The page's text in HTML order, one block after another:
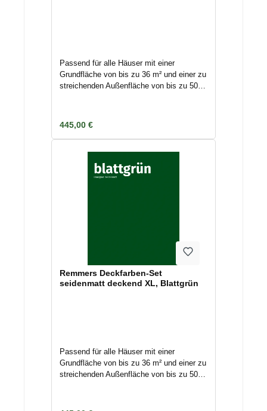
Passend für alle Häuser mit einer
Grundfläche von bis zu 36 m² und einer zu
streichenden Außenfläche von bis zu 50
Gartenhauses benötigen.Lasur oder
Deckfarbe?Deckfarben sind Lacke und
bilden eine Schutzschicht, während
Lasuren in das Holz eindringen und einen
dünnen Film bilden, wodurch die Maserung
Holzkonstruktionen.Das Set besteht
Isoliergrundlösemittelbasierter
Holzschutzimprägnierungwasserbasierter,
wasserlöslicher Holzinhaltsstoffe bei
hellen DeckanstrichenHolzschutz-
Grundierung:Vorbeugender Schutz gegen
Regulärer Preis:
445,00 €
Remmers Deckfarben-Set
seidenmatt deckend XL, Blattgrün
Passend für alle Häuser mit einer
Grundfläche von bis zu 36 m² und einer zu
streichenden Außenfläche von bis zu 50
Sie für den Außenanstrich Ihres